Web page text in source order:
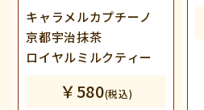
キャラメルカプチーノ
京都宇治抹茶
ロイヤルミルクティー
￥580(税込)